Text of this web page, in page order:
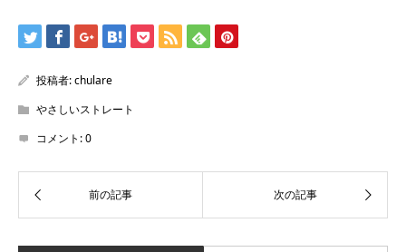
投稿者:chulare
やさしいストレート
コメント:0